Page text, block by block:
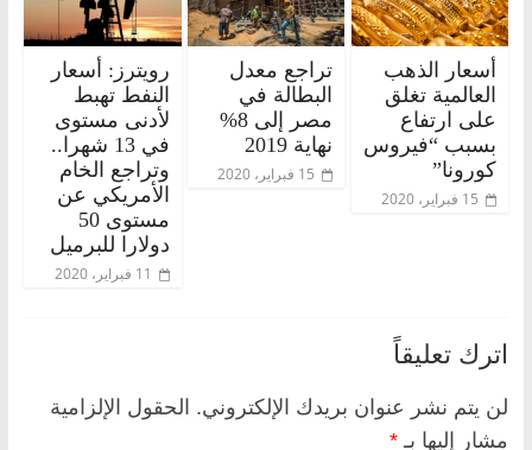
أسعار الذهب
العالمية تغلق
على ارتفاع
بسبب “فيروس
كورونا”
15 فبراير، 2020
تراجع معدل
البطالة في
مصر إلى 8%
نهاية 2019
15 فبراير، 2020
رويترز: أسعار
النفط تهبط
لأدنى مستوى
في 13 شهرا..
وتراجع الخام
الأمريكي عن
مستوى 50
دولارا للبرميل
11 فبراير، 2020
اترك تعليقاً
لن يتم نشر عنوان بريدك الإلكتروني. الحقول الإلزامية
مشار إليها بـ *